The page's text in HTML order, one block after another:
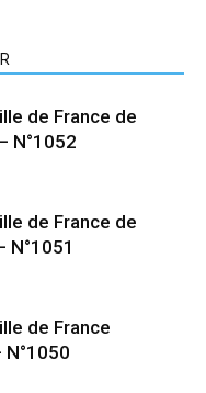
de France de
N°1052
de France de
N°1051
de France
N°1050